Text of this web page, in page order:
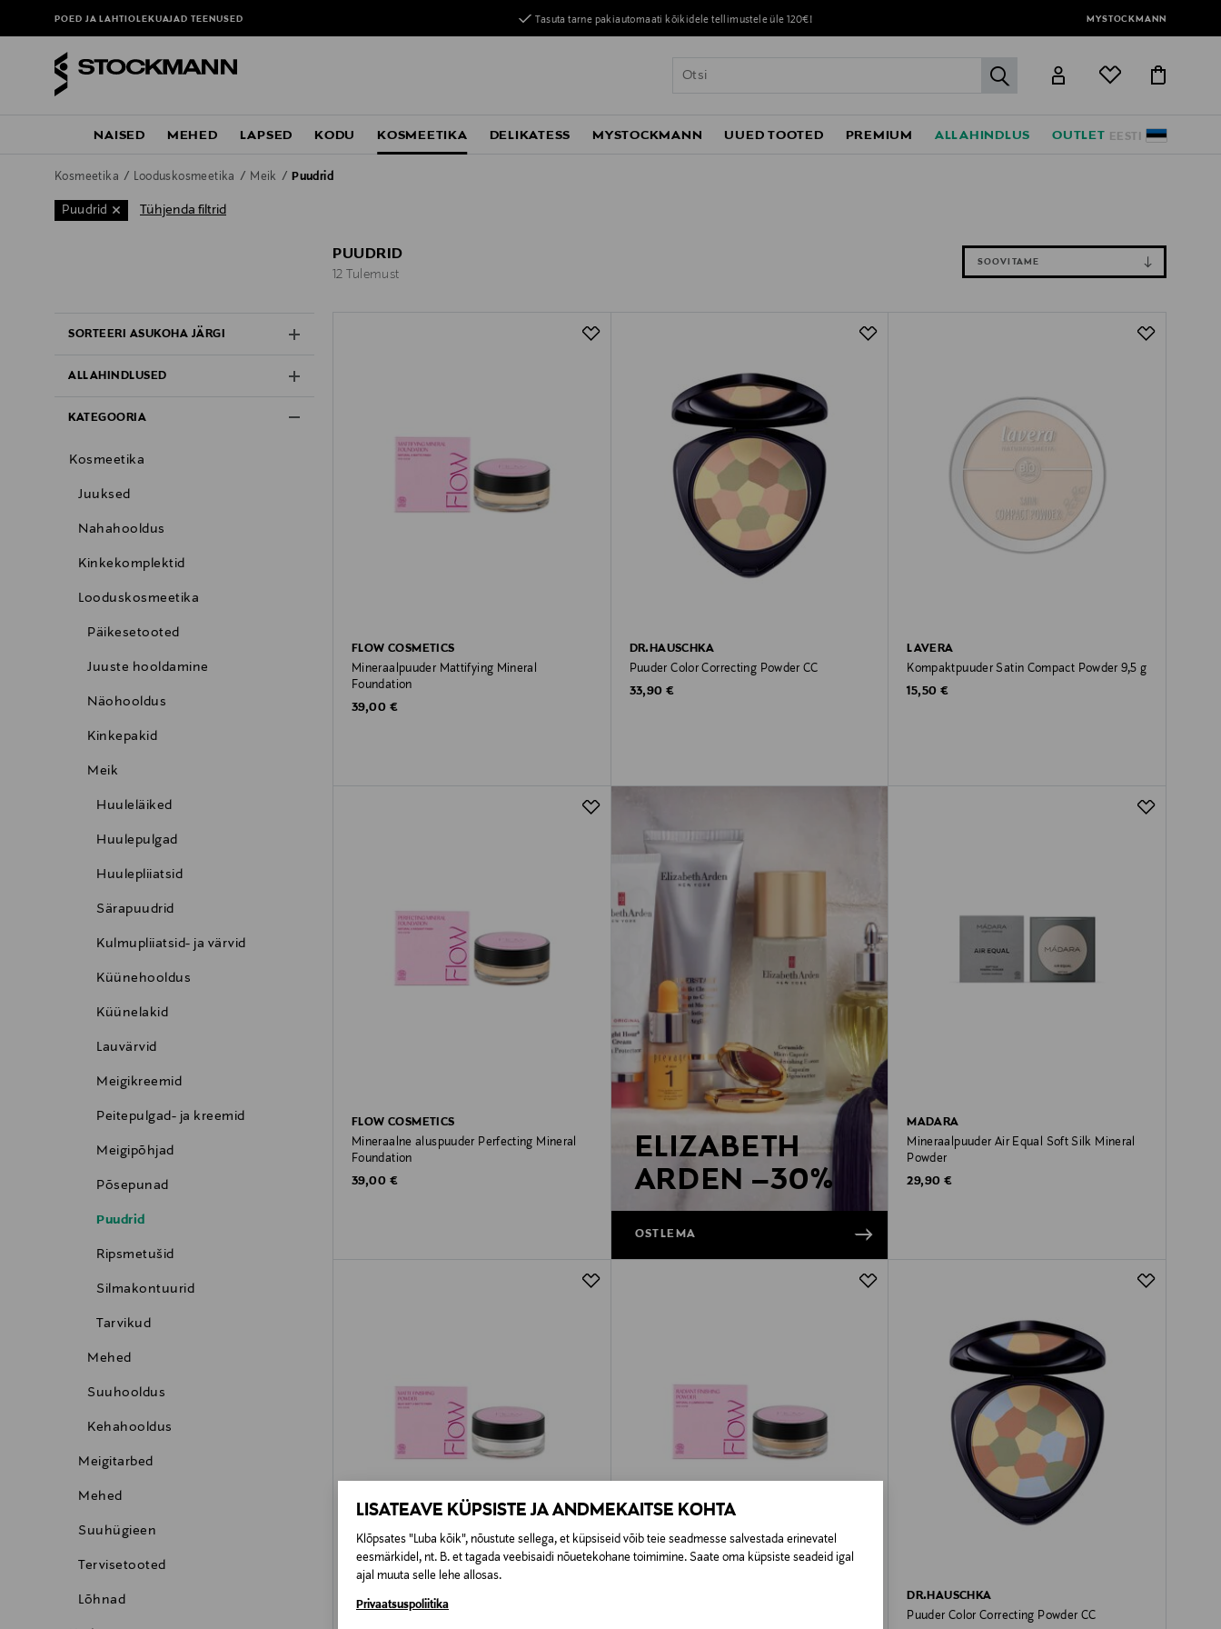
LISATEAVE KÜPSISTE JA ANDMEKAITSE KOHTA
Klõpsates "Luba kõik", nõustute sellega, et küpsiseid võib teie seadmesse salvestada erinevatel
eesmärkidel, nt. B. et tagada veebisaidi nõuetekohane toimimine. Saate oma küpsiste seadeid igal
ajal muuta selle lehe allosas.
Privaatsuspoliitika
POED JA LAHTIOLEKUAJADTEENUSED Tasuta tarne pakiautomaati kõikidele tellimustele üle 120€! MYSTOCKMANN
label.header.go
EESTI
NAISED MEHED LAPSED KODU KOSMEETIKA DELIKATESS MYSTOCKMANN UUED TOOTED PREMIUM ALLAHINDLUS OUTLET
Kosmeetika Looduskosmeetika Meik Puudrid
Puudrid Tühjenda filtrid
SORTEERI ASUKOHA JÄRGI
ALLAHINDLUSED
KATEGOORIA
Kosmeetika
Juuksed
Nahahooldus
Kinkekomplektid
Looduskosmeetika
Päikesetooted
Juuste hooldamine
Näohooldus
Kinkepakid
Meik
Huuleläiked
Huulepulgad
Huulepliiatsid
Särapuudrid
Kulmupliiatsid- ja värvid
Küünehooldus
Küünelakid
Lauvärvid
Meigikreemid
Peitepulgad- ja kreemid
Meigipõhjad
Põsepunad
Puudrid
Ripsmetušid
Silmakontuurid
Tarvikud
Mehed
Suuhooldus
Kehahooldus
Meigitarbed
Mehed
Suuhügieen
Tervisetooted
Lõhnad
PUUDRID
12 Tulemust
SOOVITAME
FLOW COSMETICS
Mineraalpuuder Mattifying Mineral
Foundation
Original Price
39,00 €
DR.HAUSCHKA
Puuder Color Correcting Powder CC
Original Price
33,90 €
LAVERA
Kompaktpuuder Satin Compact Powder 9,5 g
Original Price
15,50 €
FLOW COSMETICS
Mineraalne aluspuuder Perfecting Mineral
Foundation
Original Price
39,00 €
ELIZABETH
ARDEN –30%
OSTLEMA
MADARA
Mineraalpuuder Air Equal Soft Silk Mineral
Powder
Original Price
29,90 €
FLOW COSMETICS
DR.HAUSCHKA
Puuder Color Correcting Powder CC